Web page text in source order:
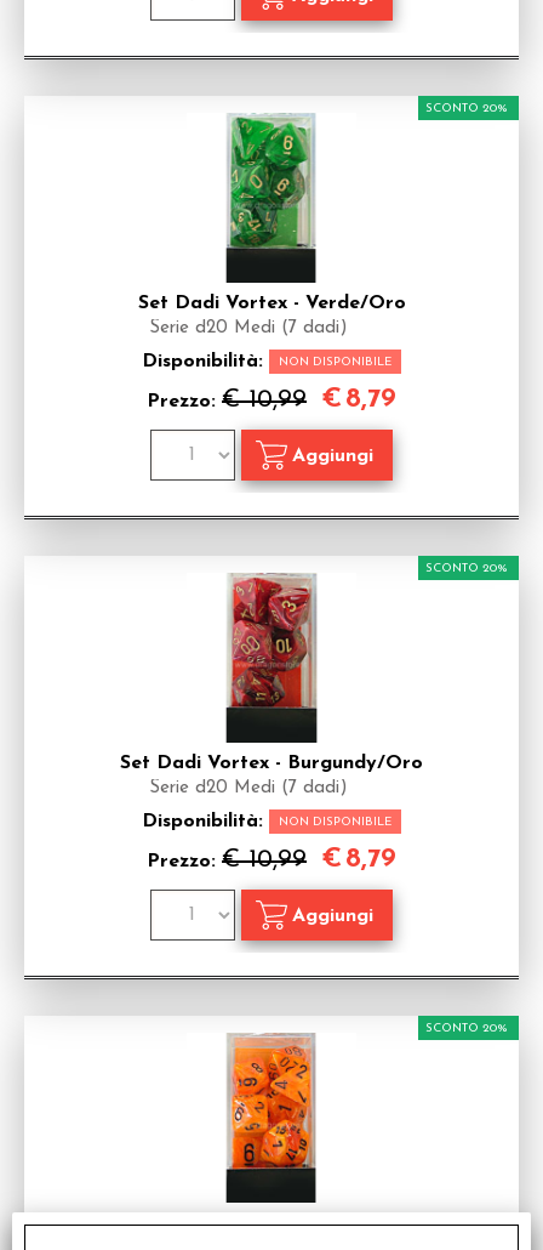
Set Dadi Vortex - Verde/Oro
Serie d20 Medi (7 dadi)
Disponibilità: NON DISPONIBILE
Prezzo: € 10,99
SCONTO 20%
€ 8,79
Set Dadi Vortex - Burgundy/Oro
Serie d20 Medi (7 dadi)
Disponibilità: NON DISPONIBILE
Prezzo: € 10,99
SCONTO 20%
€ 8,79
Set Dadi Vortex - Arancione/Nero
SCONTO 20%